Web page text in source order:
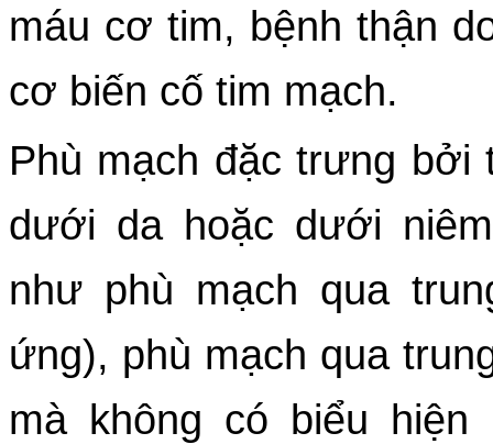
máu cơ tim, bệnh thận
cơ biến cố tim mạch.
Phù mạch đặc trưng
dưới da hoặc dưới
như phù mạch qua
ứng), phù mạch qua
mà không có biểu